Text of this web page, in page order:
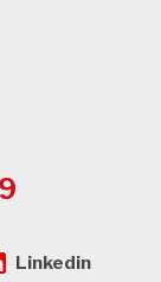
Linkedin